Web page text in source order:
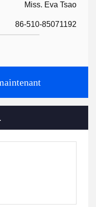
Miss. Eva Tsao
86-510-85071192